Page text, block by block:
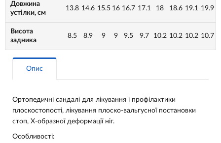
Довжина
устілки, см
13.8 14.6 15.5 16 16.7 17.1 18 18.6 19.1 19.9
Висота
задника
8.5 8.9 9 9 9.5 9.7 10.2 10.2 10.2 10.7
Опис
Ортопедичні сандалі для лікування і профілактики
плоскостопості, лікування плоско-вальгусної постановки
стоп, Х-образної деформації ніг.
Особливості: